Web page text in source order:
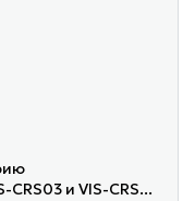
и VIS-CRS...